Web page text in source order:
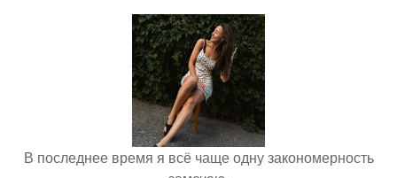
В последнее время я всё чаще одну закономерность